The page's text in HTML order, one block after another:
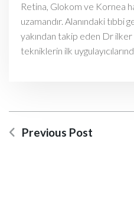
Retina, Glokom ve Kornea
uzamandır. Alanındaki
yakından takip eden Dr
tekniklerin ilk
Previous Post